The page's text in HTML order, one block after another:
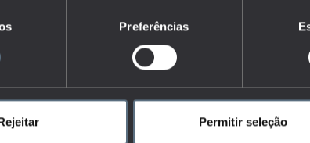
Preferências
Permitir seleção